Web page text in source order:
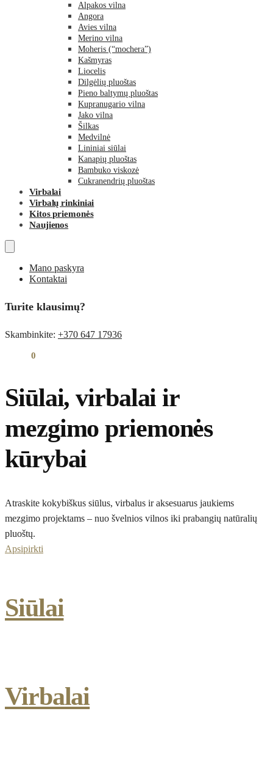
Alpakos vilna
Angora
Avies vilna
Merino vilna
Moheris (“mochera”)
Kašmyras
Liocelis
Dilgėlių pluoštas
Pieno baltymų pluoštas
Kupranugario vilna
Jako vilna
Šilkas
Medvilnė
Lininiai siūlai
Kanapių pluoštas
Bambuko viskozė
Cukranendrių pluoštas
Virbalai
Virbalų rinkiniai
Kitos priemonės
Naujienos
Mano paskyra
Kontaktai
Turite klausimų?
Skambinkite: +370 647 17936
0
Siūlai, virbalai ir
mezgimo priemonės
kūrybai
Atraskite kokybiškus siūlus, virbalus ir aksesuarus jaukiems
mezgimo projektams – nuo švelnios vilnos iki prabangių natūralių
pluoštų.
Apsipirkti
Siūlai
Virbalai